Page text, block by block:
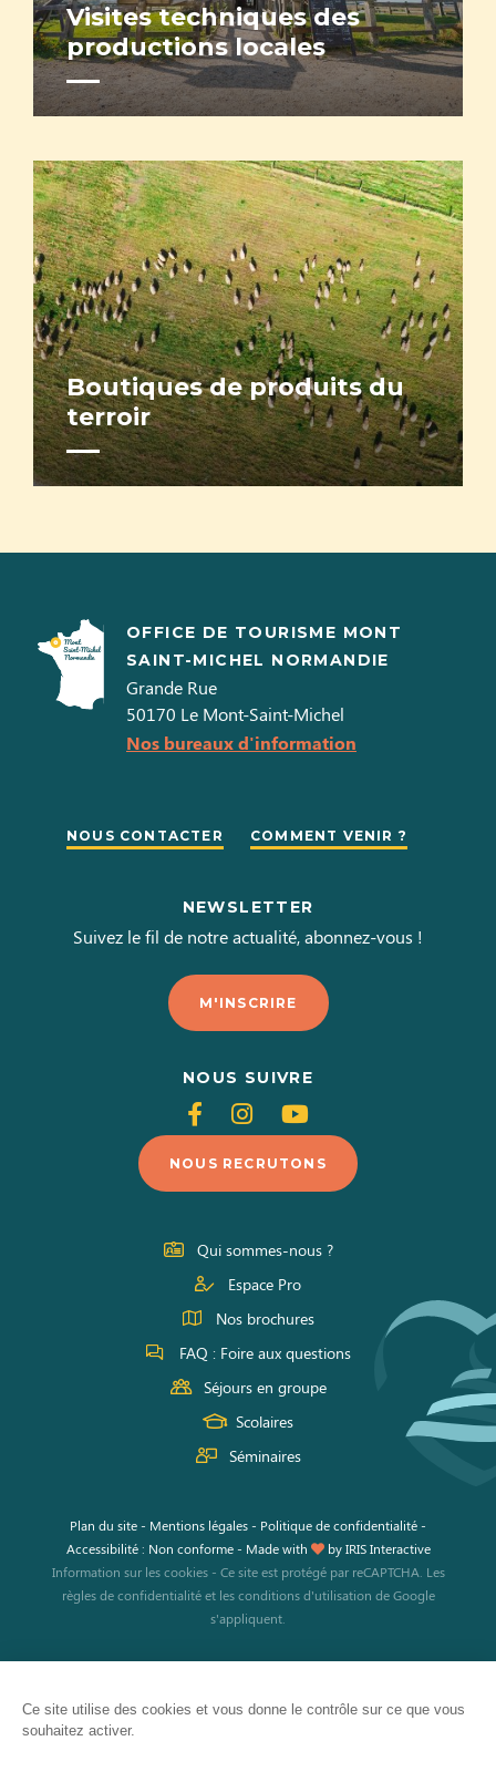
Ce site utilise des cookies et vous donne le contrôle sur ce que vous
souhaitez activer.
Visites techniques des
productions locales
Boutiques de produits du
terroir
OFFICE DE TOURISME MONT
SAINT-MICHEL NORMANDIE
Grande Rue
50170 Le Mont-Saint-Michel
Nos bureaux d'information
NOUS CONTACTER COMMENT VENIR ?
NEWSLETTER
Suivez le fil de notre actualité, abonnez-vous !
M'INSCRIRE
NOUS SUIVRE
Suivez-
nous
sur
Facebook
Suivez-
nous
sur
Instagram
Suivez-
nous
sur
Youtube
NOUS RECRUTONS
Qui sommes-nous ?
Espace Pro
Nos brochures
FAQ : Foire aux questions
Séjours en groupe
Scolaires
Séminaires
Plan du site- Mentions légales- Politique de confidentialité-
Accessibilité : Non conforme - Made with byIRIS Interactive
Information sur les cookies- Ce site est protégé par reCAPTCHA. Les
règles de confidentialitéet lesconditions d'utilisation de Google
s'appliquent.